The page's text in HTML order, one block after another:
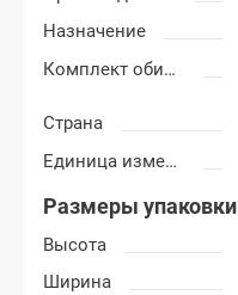
Назначение
Комплект обивки
Страна
Единица измерения
Размеры упаковки
Высота
Ширина